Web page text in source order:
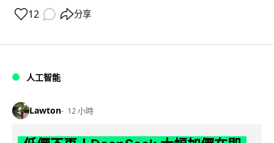
12 分享
人工智能
Lawton 12 小時